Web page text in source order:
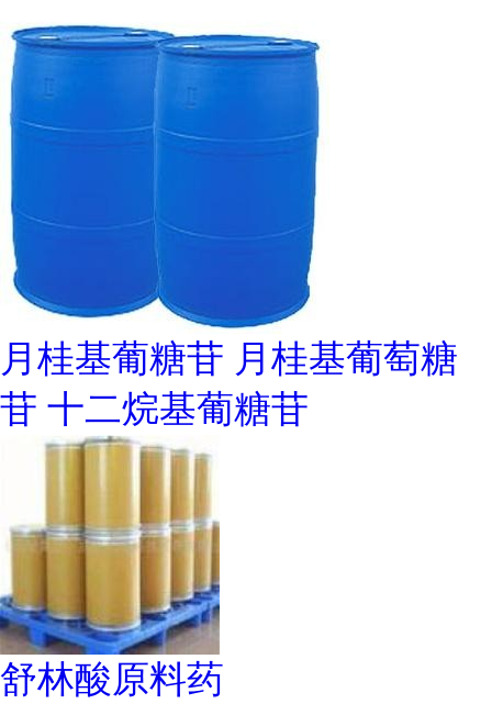
月桂基葡糖苷 月桂基葡萄糖
苷 十二烷基葡糖苷
舒林酸原料药